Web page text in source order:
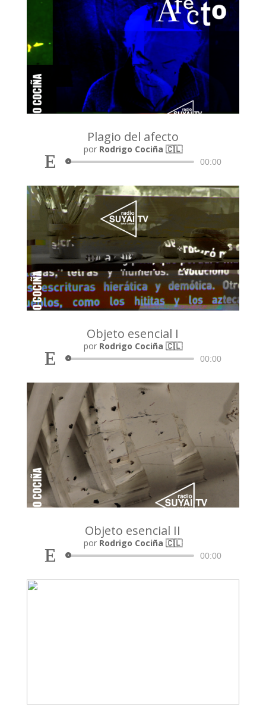
Plagio del afecto
por Rodrigo Cociña 🇨🇱
Reproductor
audio
00:00
Objeto esencial I
por Rodrigo Cociña 🇨🇱
Reproductor
audio
00:00
Objeto esencial II
por Rodrigo Cociña 🇨🇱
Reproductor
audio
00:00